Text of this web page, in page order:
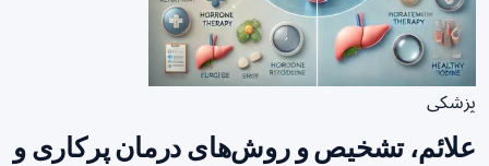
پزشکی
علائم، تشخیص و روش‌های درمان پرکاری و